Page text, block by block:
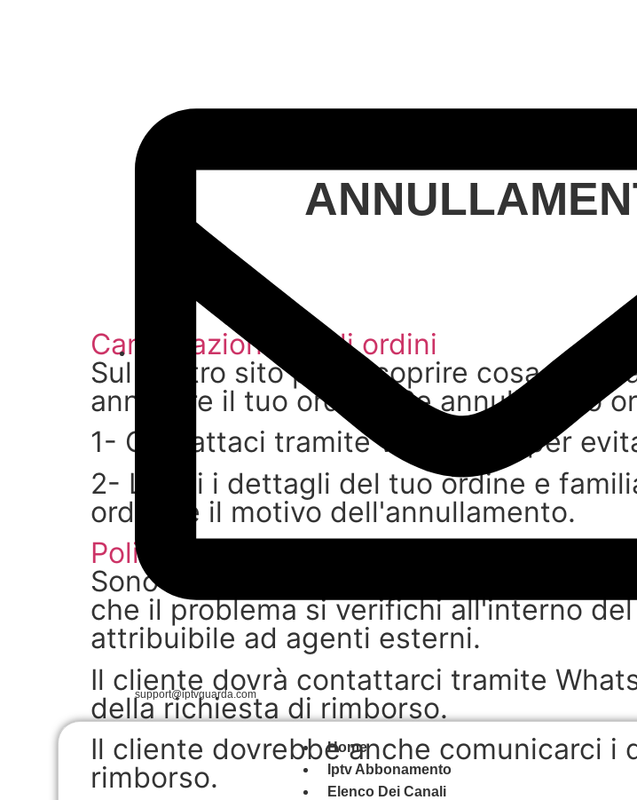
support@iptvguarda.com
Home
Iptv Abbonamento
Elenco Dei Canali
Cancellazione degli ordini
Sul nostro sito puoi scoprire cosa puoi
annullare il tuo ordine. Se annulli il tuo
1- Contattaci tramite WhatsApp per
2- Leggi i dettagli del tuo ordine e
ordine e il motivo dell'annullamento.
Politica di rimborso iptv abbonamento:​
Sono disponibili rimborsi completi
che il problema si verifichi all'interno
attribuibile ad agenti esterni.
Il cliente dovrà contattarci tramite
della richiesta di rimborso.
Il cliente dovrebbe anche comunicarci
rimborso.